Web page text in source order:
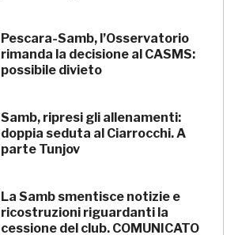
Pescara-Samb, l’Osservatorio
rimanda la decisione al CASMS:
possibile divieto
Samb, ripresi gli allenamenti:
doppia seduta al Ciarrocchi. A
parte Tunjov
La Samb smentisce notizie e
ricostruzioni riguardanti la
cessione del club. COMUNICATO